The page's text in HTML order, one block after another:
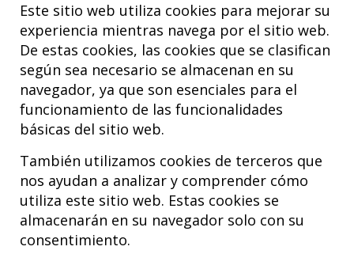
Este sitio web utiliza cookies para mejorar su
experiencia mientras navega por el sitio web.
De estas cookies, las cookies que se clasifican
según sea necesario se almacenan en su
navegador, ya que son esenciales para el
funcionamiento de las funcionalidades
básicas del sitio web.
También utilizamos cookies de terceros que
nos ayudan a analizar y comprender cómo
utiliza este sitio web. Estas cookies se
almacenarán en su navegador solo con su
consentimiento.
Inestabilidad
Hospital MiKS Ospitalea